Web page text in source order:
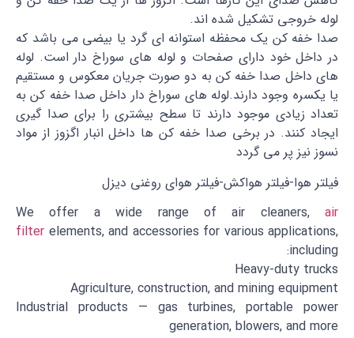
لوله خروجی تشکیل شده اند.
صدا خفه کن یک محفظه استوانه ای گرد یا بیضی می باشد که
در داخل خود دارای صفحات و لوله های سوراخ دار است. لوله
های داخل صدا خفه کن به دو صورت جریان معکوس و مستقیم
یا یکسره وجود دارند.لوله های سوراخ دار داخل صدا خفه کن به
تعداد زیادی موجود دارند تا سطح بیشتری را برای صدا گیری
ایجاد کنند. در برخی صدا خفه کن ها داخل انبار اگزوز از مواد
نسوز نیز پر می گردد
فیلتر هوا-فیلتر هواکش-فیلتر هوای روغنی دیزل
We offer a wide range of air cleaners, air
filter elements, and accessories for various applications,
including:
Heavy-duty trucks
Agriculture, construction, and mining equipment
Industrial products — gas turbines, portable power
generation, blowers, and more